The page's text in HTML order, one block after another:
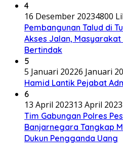
4
16 Desember 20234800
Pembangunan Talud di
Akses Jalan,
Bertindak
5
5 Januari 20226 Januari
Hamid Lantik Pejabat
6
13 April 202313 April 2023
Tim Gabungan Polres
Banjarnegara Tangkap
Dukun Pengganda Uang